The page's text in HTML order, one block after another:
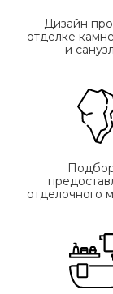
Дизайн
отделке
и
отделочного